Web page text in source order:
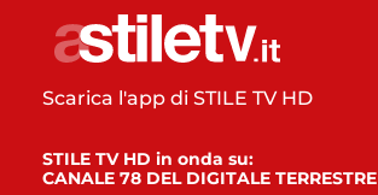
Scarica l'app di STILE TV HD
STILE TV HD in onda su:
CANALE 78 DEL DIGITALE TERRESTRE